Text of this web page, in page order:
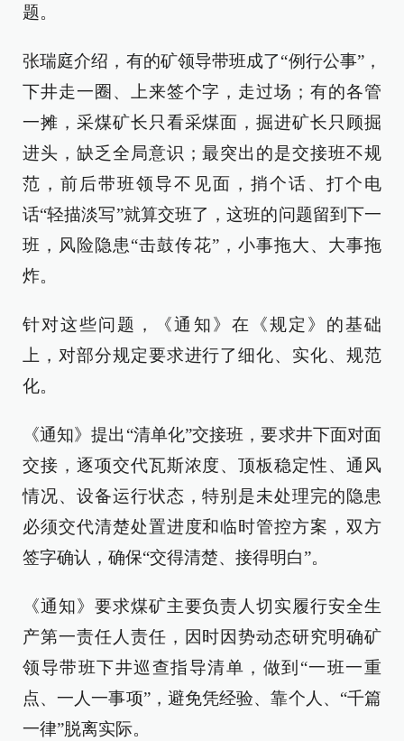
题。
张瑞庭介绍，有的矿领导带班成了“例行公事”，
下井走一圈、上来签个字，走过场；有的各管
一摊，采煤矿长只看采煤面，掘进矿长只顾掘
进头，缺乏全局意识；最突出的是交接班不规
范，前后带班领导不见面，捎个话、打个电
话“轻描淡写”就算交班了，这班的问题留到下一
班，风险隐患“击鼓传花”，小事拖大、大事拖
炸。
针对这些问题，《通知》在《规定》的基础
上，对部分规定要求进行了细化、实化、规范
化。
《通知》提出“清单化”交接班，要求井下面对面
交接，逐项交代瓦斯浓度、顶板稳定性、通风
情况、设备运行状态，特别是未处理完的隐患
必须交代清楚处置进度和临时管控方案，双方
签字确认，确保“交得清楚、接得明白”。
《通知》要求煤矿主要负责人切实履行安全生
产第一责任人责任，因时因势动态研究明确矿
领导带班下井巡查指导清单，做到“一班一重
点、一人一事项”，避免凭经验、靠个人、“千篇
一律”脱离实际。